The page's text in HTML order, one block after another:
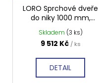
LORO Sprchové dveře
do niky 1000 mm,
dvoukřídlé, čiré sklo,
GN4310
Skladem (3 ks)
9 512 Kč / ks
DETAIL